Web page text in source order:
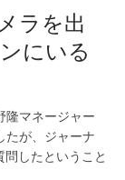
ラを出
にいる
隆マネージャー
たが、ジャーナ
したということ